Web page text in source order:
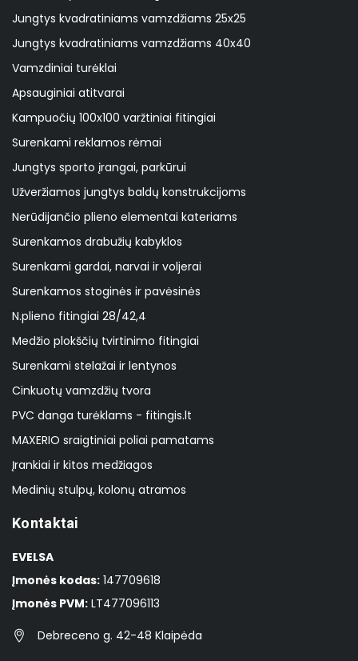
Jungtys kvadratiniams vamzdžiams 25x25
Jungtys kvadratiniams vamzdžiams 40x40
Vamzdiniai turėklai
Apsauginiai atitvarai
Kampuočių 100x100 varžtiniai fitingiai
Surenkami reklamos rėmai
Jungtys sporto įrangai, parkūrui
Užveržiamos jungtys baldų konstrukcijoms
Nerūdijančio plieno elementai kateriams
Surenkamos drabužių kabyklos
Surenkami gardai, narvai ir voljerai
Surenkamos stoginės ir pavėsinės
N.plieno fitingiai 28/42,4
Medžio plokščių tvirtinimo fitingiai
Surenkami stelažai ir lentynos
Cinkuotų vamzdžių tvora
PVC danga turėklams - fitingis.lt
MAXERIO sraigtiniai poliai pamatams
Įrankiai ir kitos medžiagos
Medinių stulpų, kolonų atramos
Kontaktai
EVELSA
Įmonės kodas: 147709618
Įmonės PVM: LT477096113
Debreceno g. 42-48 Klaipėda